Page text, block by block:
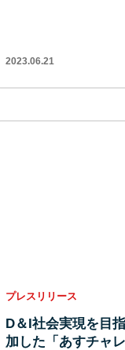
2023.06.21
プレスリリース
D＆I社会実現を目
加した「あすチャ